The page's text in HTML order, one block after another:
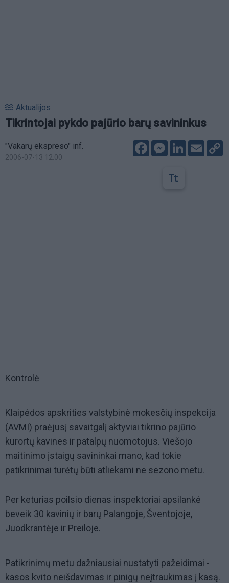
Aktualijos
Tikrintojai pykdo pajūrio barų savininkus
"Vakarų ekspreso" inf.
2006-07-13 12:00
FacebookMessenger
LinkedIn
Email
Kontrolė
Klaipėdos apskrities valstybinė mokesčių inspekcija
(AVMI) praėjusį savaitgalį aktyviai tikrino pajūrio
kurortų kavines ir patalpų nuomotojus. Viešojo
maitinimo įstaigų savininkai mano, kad tokie
patikrinimai turėtų būti atliekami ne sezono metu.
Per keturias poilsio dienas inspektoriai apsilankė
beveik 30 kavinių ir barų Palangoje, Šventojoje,
Juodkrantėje ir Preiloje.
Patikrinimų metu dažniausiai nustatyti pažeidimai -
kasos kvito neišdavimas ir pinigų neįtraukimas į kasą.